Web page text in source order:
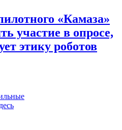
«Камаза»
участие в опросе,
этику роботов